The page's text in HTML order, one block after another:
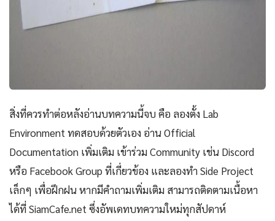
สิ่งที่ควรทำต่อหลังอ่านบทความนี้จบ คือ ลองตั้ง Lab
Environment ทดสอบด้วยตัวเอง อ่าน Official
Documentation เพิ่มเติม เข้าร่วม Community เช่น Discord
หรือ Facebook Group ที่เกี่ยวข้อง และลองทำ Side Project
เล็กๆ เพื่อฝึกฝน หากมีคำถามเพิ่มเติม สามารถติดตามเนื้อหา
ได้ที่ SiamCafe.net ซึ่งอัพเดทบทความใหม่ทุกสัปดาห์